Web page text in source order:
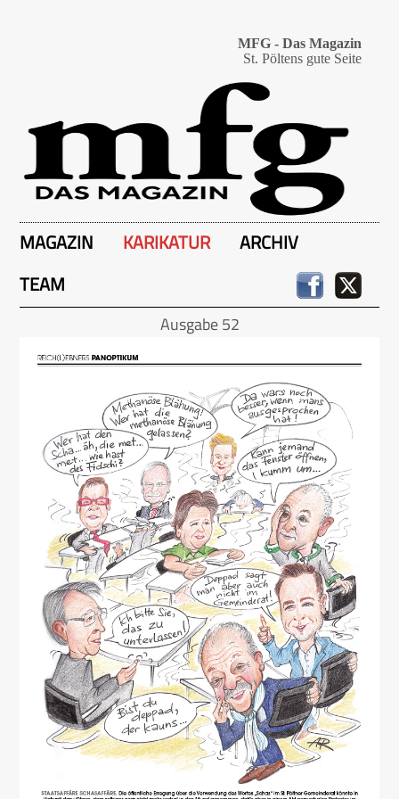
MFG - Das Magazin
St. Pöltens gute Seite
MAGAZIN KARIKATUR
ARCHIV
TEAM
Ausgabe 52